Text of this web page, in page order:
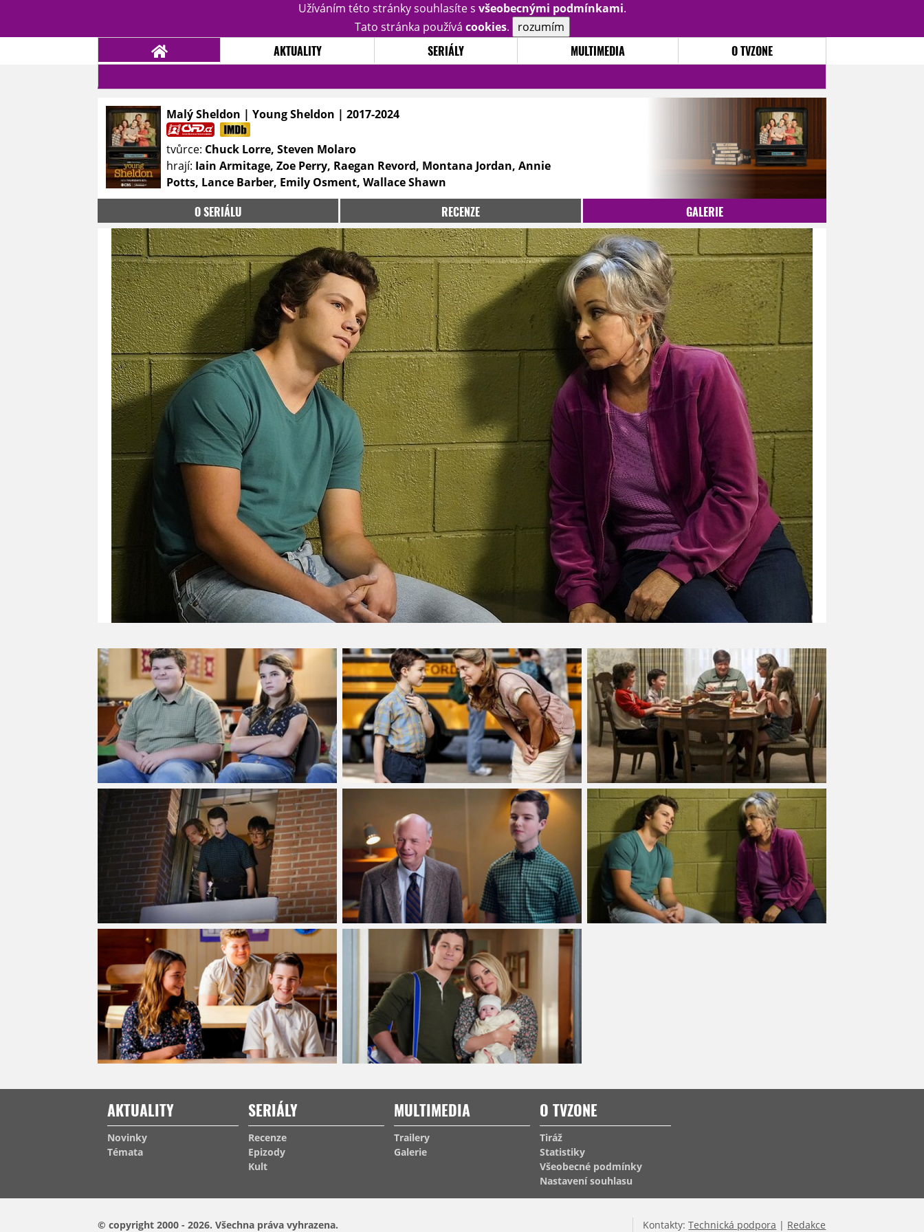
Užíváním této stránky souhlasíte s všeobecnými podmínkami.
Tato stránka používá cookies. rozumím
AKTUALITY SERIÁLY MULTIMEDIA O TVZONE
STATISTIKY
Malý Sheldon | Young Sheldon | 2017-2024
tvůrce: Chuck Lorre, Steven Molaro
hrají: Iain Armitage, Zoe Perry, Raegan Revord, Montana Jordan, Annie
Potts, Lance Barber, Emily Osment, Wallace Shawn
O SERIÁLU RECENZE GALERIE
AKTUALITY
Novinky
Témata
SERIÁLY
Recenze
Epizody
Kult
MULTIMEDIA
Trailery
Galerie
O TVZONE
Tiráž
Statistiky
Všeobecné podmínky
Nastavení souhlasu
© copyright 2000 - 2026. Všechna práva vyhrazena. Kontakty:Technická podpora | Redakce